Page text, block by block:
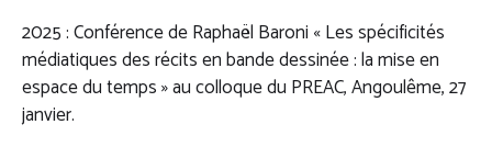
2025 : Conférence de Raphaël Baroni « Les spécificités
médiatiques des récits en bande dessinée : la mise en
espace du temps » au colloque du PREAC, Angoulême, 27
janvier.